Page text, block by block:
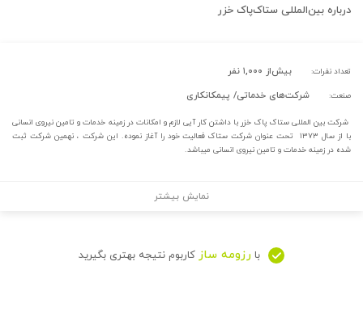
درباره بین‌المللی ستاک‌پاک خزر
تعداد نفرات: بیش‌از ۱,۰۰۰ نفر
صنعت: شرکت‌های خدماتی/ پیمکانکاری
شرکت بین المللی ستاک پاک خزر با داشتن کار آیی لازم و امکانات در زمینه خدمات و تامین نیروی انسانی
با از سال ۱۳۷۳ تحت عنوان شرکت ستاک فعالیت خود را آغاز نموده. این شرکت ، نهمین شرکت ثبت
شده در زمینه خدمات و تامین نیروی انسانی میباشد.
نمایش بیشتر
با رزومه ساز کاربوم نتیجه بهتری بگیرید